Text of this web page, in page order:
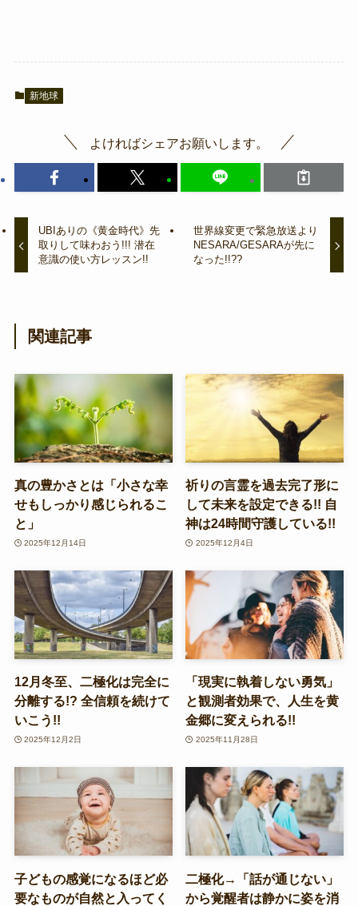
新地球
よければシェアお願いします。
UBIありの《黄金時代》先
取りして味わおう!!! 潜在
意識の使い方レッスン!!
世界線変更で緊急放送より
NESARA/GESARAが先に
なった!!??
関連記事
真の豊かさとは「小さな幸
せもしっかり感じられるこ
と」
2025年12月14日
祈りの言霊を過去完了形に
して未来を設定できる!! 自
神は24時間守護している!!
2025年12月4日
12月冬至、二極化は完全に
分離する!? 全信頼を続けて
いこう!!
2025年12月2日
「現実に執着しない勇気」
と観測者効果で、人生を黄
金郷に変えられる!!
2025年11月28日
子どもの感覚になるほど必
要なものが自然と入ってく
二極化→「話が通じない」
から覚醒者は静かに姿を消